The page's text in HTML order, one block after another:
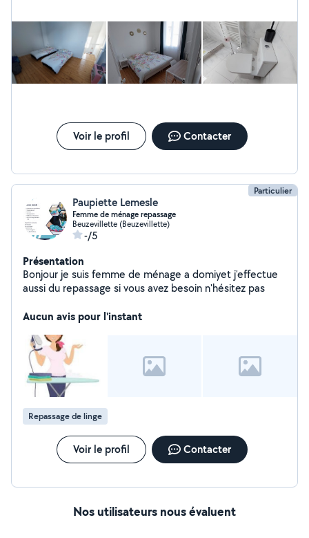
Voir le profil Contacter
Particulier
Paupiette Lemesle
Femme de ménage repassage
Beuzevillette (Beuzevillette)
-/5
Présentation
Bonjour je suis femme de ménage a domiyet j'effectue
aussi du repassage si vous avez besoin n'hésitez pas
Aucun avis pour l'instant
Repassage de linge
Voir le profil Contacter
Nos utilisateurs nous évaluent